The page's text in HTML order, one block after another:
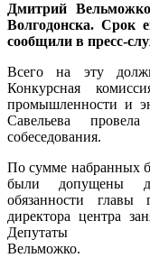
Дмитрий
Волгодонска. Срок
сообщили в пресс-
Всего на эту
Конкурсная
промышленности и
Савельева
собеседования.
По сумме набранных
были допущены
обязанности
директора центра
Депутаты